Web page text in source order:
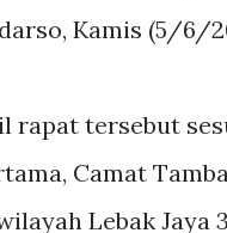
Kamis (5/6/
rapat tersebut
Camat
Lebak Jaya